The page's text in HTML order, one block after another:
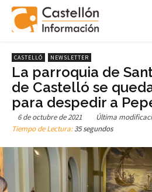
CASTELLÓ NEWSLETTER
La parroquia de
de Castelló se
para despedir a
6 de octubre de 2021 Última
Tiempo de Lectura:35 segundos